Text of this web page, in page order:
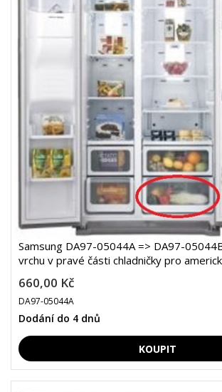
Samsung DA97-05044A => DA97-
vrchu v pravé části chladničky pro
660,00 Kč
DA97-05044A
Dodání do 4 dnů